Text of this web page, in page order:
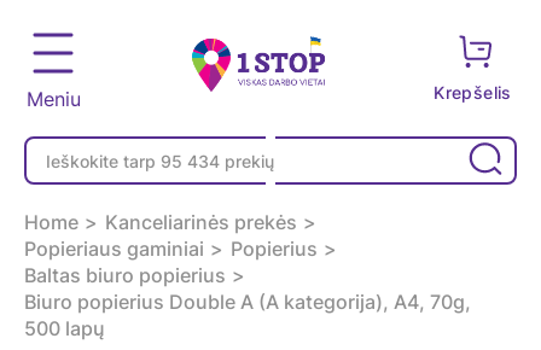
Meniu Krepšelis
Home
Kanceliarinės prekės
Popieriaus gaminiai
Popierius
Baltas biuro popierius
Biuro popierius Double A (A kategorija), A4, 70g,
500 lapų